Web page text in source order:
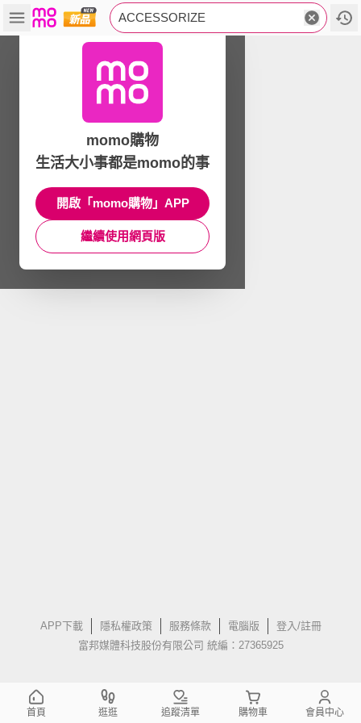
ACCESSORIZE
APP下載 隱私權政策 服務條款 電腦版
登入/註冊
富邦媒體科技股份有限公司 統編：27365925
momo購物
生活大小事都是momo的事
開啟「momo購物」APP
繼續使用網頁版
首頁 逛逛 追蹤清單 購物車 會員中心